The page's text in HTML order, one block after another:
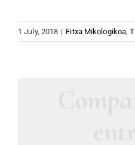
1 July, 2018 | Fitxa Mikologikoa,T